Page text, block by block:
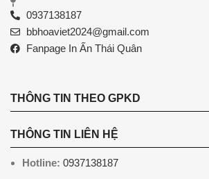
0937138187
bbhoaviet2024@gmail.com
Fanpage In Ấn Thái Quân
THÔNG TIN THEO GPKD
THÔNG TIN LIÊN HỆ
Hotline: 0937138187